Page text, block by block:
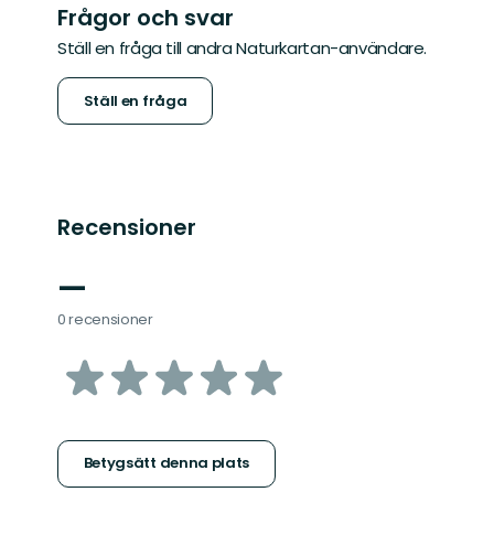
Frågor och svar
Ställ en fråga till andra Naturkartan-användare.
Ställ en fråga
Recensioner
—
0 recensioner
av
stjärnor
Betygsätt denna plats